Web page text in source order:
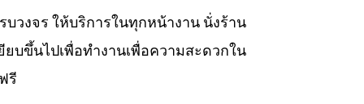
วงจร ให้บริการในทุกหน้างาน นั่งร้าน
บขึ้นไปเพื่อทำงานเพื่อความสะดวกใน
รี